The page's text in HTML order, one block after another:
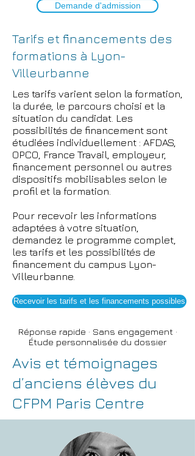
Demande d'admission
Tarifs et financements des
formations à Lyon-
Villeurbanne
Les tarifs varient selon la formation,
la durée, le parcours choisi et la
situation du candidat. Les
possibilités de financement sont
étudiées individuellement : AFDAS,
OPCO, France Travail, employeur,
financement personnel ou autres
dispositifs mobilisables selon le
profil et la formation.
Pour recevoir les informations
adaptées à votre situation,
demandez le programme complet,
les tarifs et les possibilités de
financement du campus Lyon-
Villeurbanne.
Recevoir les tarifs et les financements possibles
Réponse rapide · Sans engagement ·
Étude personnalisée du dossier
Avis et témoignages
d’anciens élèves du
CFPM Paris Centre